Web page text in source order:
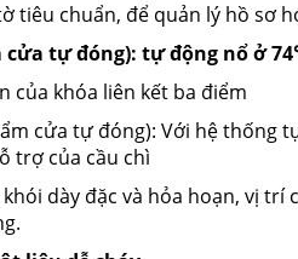
tiêu chuẩn, để quản lý hồ sơ
cửa tự đóng): tự động nổ ở
của khóa liên kết ba điểm
cửa tự đóng): Với hệ thống
trợ của cầu chì
dày đặc và hỏa hoạn, vị trí